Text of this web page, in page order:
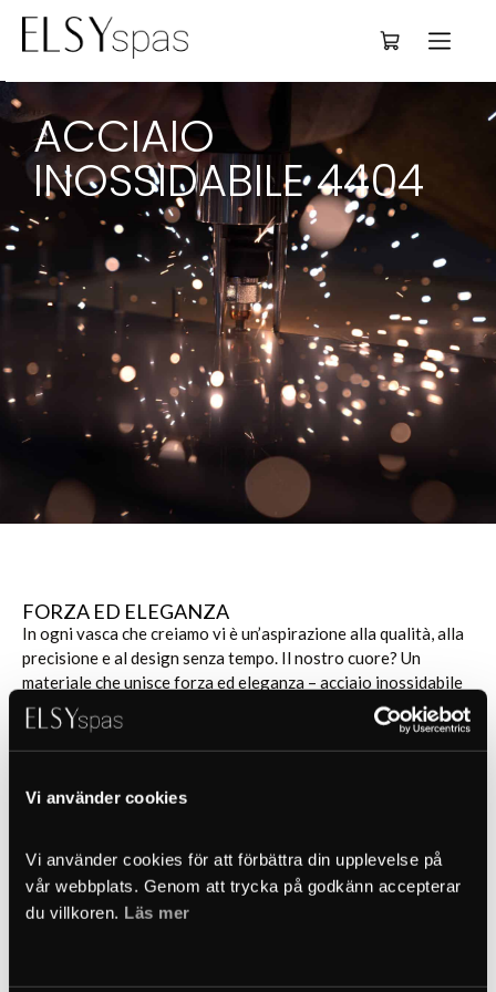
Vi använder cookies
Vi använder cookies för att förbättra din upplevelse på
vår webbplats. Genom att trycka på godkänn accepterar
du villkoren. Läs mer
ACCIAIO
INOSSIDABILE 4404
FORZA ED ELEGANZA
In ogni vasca che creiamo vi è un’aspirazione alla qualità, alla
precisione e al design senza tempo. Il nostro cuore? Un
materiale che unisce forza ed eleganza – acciaio inossidabile
EN 1.4404 (AISI 316L).
La superficie spazzolata riflette la luce in modo discreto,
DURARE
Ogni linea e ogni angolo è attentamente studiato. Le pareti
leggermente inclinate e un’altezza del sedile perfettamente
bilanciata creano una posizione naturale e rilassante. Non è